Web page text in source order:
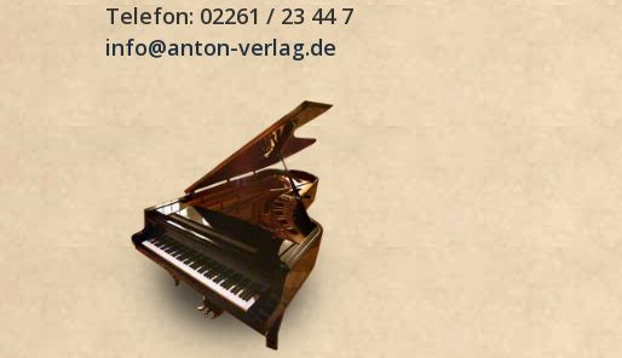
Telefon: 02261 / 23 44 7
info@anton-verlag.de